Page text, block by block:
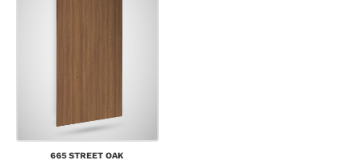
665 STREET OAK